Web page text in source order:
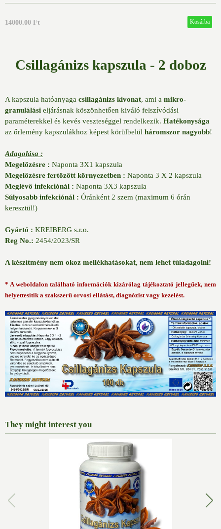
14000.00 Ft
Csillagánizs kapszula - 2 doboz
A kapszula hatóanyaga csillagánizs kivonat, ami a mikro-
granulálási eljárásnak köszönhetően kiváló felszívódási
paraméterekkel és kevés veszteséggel rendelkezik. Hatékonysága
az őrlemény kapszulákhoz képest körülbelül háromszor nagyobb!
Adagolása :
Megelőzésre : Naponta 3X1 kapszula
Megelőzésre fertőzött környezetben : Naponta 3 X 2 kapszula
Meglévő infekciónál : Naponta 3X3 kapszula
Súlyosabb infekciónál : Óránként 2 szem (maximum 6 órán
keresztül!)
Gyártó : KREIBERG s.r.o.
Reg No.: 2454/2023/SR
A készítmény nem okoz mellékhatásokat, nem lehet túladagolni!
* A weboldalon található információk kizárólag tájékoztató jellegűek, nem
helyettesítik a szakszerű orvosi ellátást, diagnózist vagy kezelést.
They might interest you